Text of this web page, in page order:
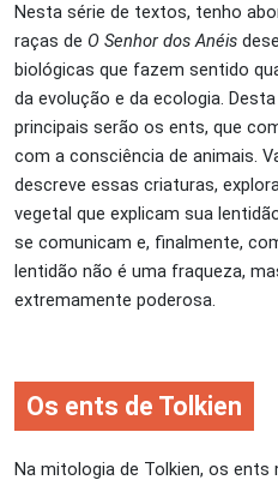
Nesta série de textos, tenho
raças de O Senhor dos Anéis
biológicas que fazem sentido
da evolução e da ecologia.
principais serão os ents, que
com a consciência de animais.
descreve essas criaturas,
vegetal que explicam sua
se comunicam e, finalmente,
lentidão não é uma fraqueza,
extremamente poderosa.
Os ents de Tolkien
Na mitologia de Tolkien, os ents